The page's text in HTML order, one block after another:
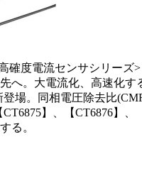
確度電流センサシリーズ>
へ。大電流化、高速化
登場。同相電圧除去比
CT6875】、【CT6876】
る。